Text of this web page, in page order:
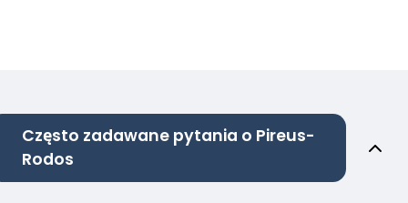
Często zadawane pytania o Pireus-
Rodos